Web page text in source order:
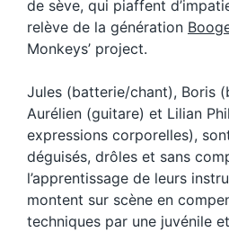
de sève, qui piaffent
relève de la génération
Monkeys’ project.
Jules (batterie/chant), Boris
Aurélien (guitare) et Lilian
expressions corporelles),
déguisés, drôles et sans
l’apprentissage de leurs
montent sur scène en
techniques par une juvénile